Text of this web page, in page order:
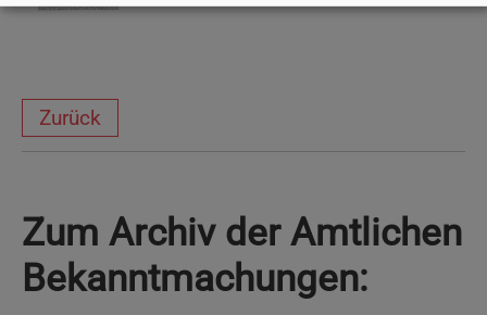
Zurück
Zum Archiv der Amtlichen
Bekanntmachungen: